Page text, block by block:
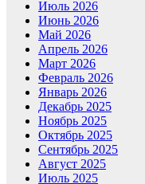
Июль 2026
Июнь 2026
Май 2026
Апрель 2026
Март 2026
Февраль 2026
Январь 2026
Декабрь 2025
Ноябрь 2025
Октябрь 2025
Сентябрь 2025
Август 2025
Июль 2025